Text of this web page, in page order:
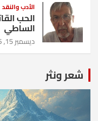
الأدب والنقد
الحب
الساطي
ديسمبر 15, 2025
شعر ونثر